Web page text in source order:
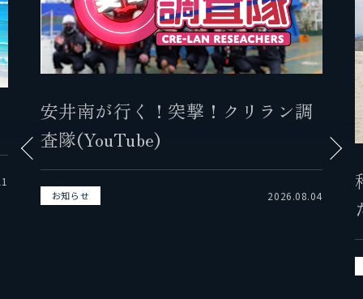
事業紹介
保有船舶
企業情報
代表挨拶
会社概要
安井南が行く！突撃！クリラン調
査隊(YouTube)
お知らせ 2026.08.04